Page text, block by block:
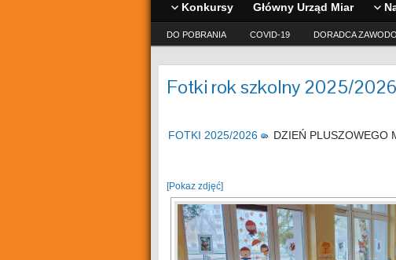
Konkursy Główny Urząd Miar
DO POBRANIA COVID-19 DORADCA
Fotki rok szkolny 2025/2026
FOTKI 2025/2026 » DZIEŃ PLUSZOWEGO
[Pokaz zdjęć]